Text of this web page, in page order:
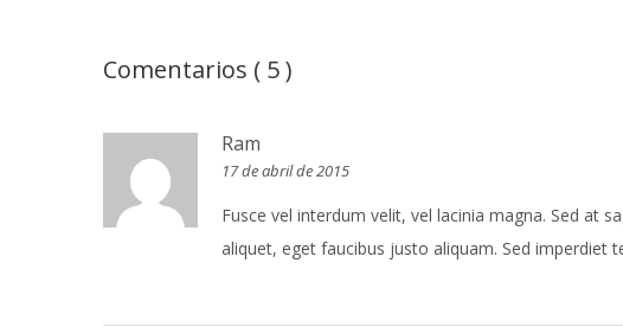
Comentarios ( 5 )
Ram
17 de abril de 2015
Fusce vel interdum velit, vel lacinia magna. Sed at
aliquet, eget faucibus justo aliquam. Sed imperdiet